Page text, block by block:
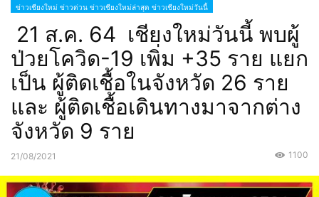
ข่าวเชียงใหม่ ข่าวด่วน ข่าวเชียงใหม่ล่าสุด ข่าวเชียงใหม่วันนี้
21 ส.ค. 64 เชียงใหม่วันนี้ พบผู้
ป่วยโควิด-19 เพิ่ม +35 ราย แยก
เป็น ผู้ติดเชื้อในจังหวัด 26 ราย
และ ผู้ติดเชื้อเดินทางมาจากต่าง
จังหวัด 9 ราย
21/08/2021 1100